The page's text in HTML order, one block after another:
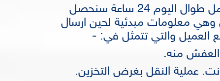
فور التواصل مع فريق العملاء والذي يعمل طوال اليوم 24 ساعة سنحصل
وهي معلومات مبدئية لحين ارسال
العميل والتي تتمثل في: -
العفش منه.
عملية النقل بغرض التخزين.